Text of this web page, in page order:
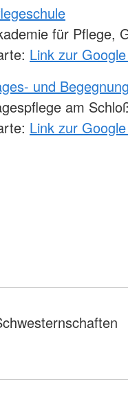
für Pflege,
Link zur
und
am
Link zur